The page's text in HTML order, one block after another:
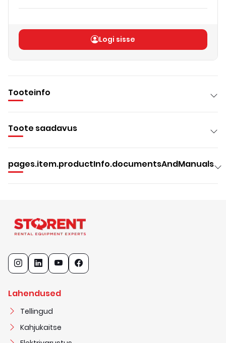
Logi sisse
Tooteinfo
Toote saadavus
pages.item.productInfo.documentsAndManuals
Lahendused
Tellingud
Kahjukaitse